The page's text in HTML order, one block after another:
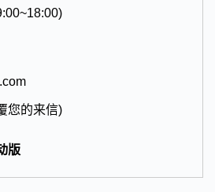
您的来信)
版